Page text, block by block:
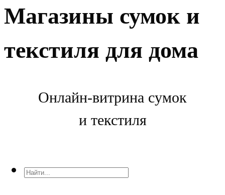
Магазины сумок и
текстиля для дома
Онлайн-витрина сумок
и текстиля